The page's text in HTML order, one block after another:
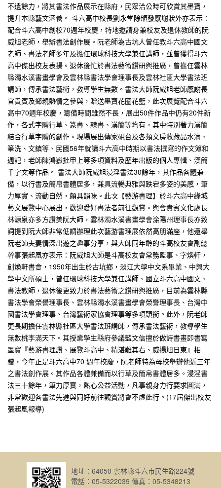
不遺餘力，將其書法作品展示在縣府，民眾洽公時可欣賞其墨寶，
提升本縣藝文涵養。 斗六高中校長劉永堂除頒發感謝狀外亦表示：
配合斗六高中創校70週年校慶，特地邀請身兼校友及退休教師的阮
威旭老師，舉辦書法創作展。阮老師為古坑人曾任教斗六高中國文
老師、書法老師多年及擔任環球科技大學兼任講師，並曾獲得斗六
高中傑出校友表揚。退休後忙於書法藝術鑽研與推廣，曾擔任雲林
縣濁水溪書畫學會及雲林縣書法學會理事長及雲林社區大學書法班
講師，傳承書法藝術，教導學生無數。書法大師阮威旭老師感謝長
官貴賓及鄉親熱情之參與，贈送墨寶花圈花籃，此次展覽配合斗六
高中70週年校慶，籌備時間雖然不長，展出50件作品中仍有20件新
作，各式字體行草、篆書、隸書、漢簡等均有，其中特別著力漢簡
結合行草字體的創作。現場展出傳家硯台及各類文房收藏品水滴、
筆洗、文鎮等、民國56年就讀斗六高中時期以書法撰寫的作文簿和
週記，老師陳鴻嶽批甲上等多項資料及歷年出版的個人專輯、漢簡
千字文等作品。 書法大師阮威旭浸淫書法30餘年，其作品各體兼
備，以行書及簡帛書體居多，兼具流暢典雅與跌宕多姿的美感，筆
力厚實、流動自然，頗具韻味。此次【藝游書理】於斗六高中綠城
藝文展覽中心展出，歡迎愛好書法者前往觀賞。與會貴賓文化處長
林源泉亦多方讚美阮大師，雲林濁水溪書畫學會涂陽州理事長亦致
詞提到阮大師非常低調辦理此次藝游書理展依然高朋滿座，他還舉
阮老師夫妻情深出遊之趣事分享，與大師同年齡的斗高校友會副總
幹事張起凰亦表示：阮威旭大師是斗高校友會常務監事、字煥軒，
創煥軒書會，1950年出生於古坑鄉，淡江大學中文系畢業、中興大
學中文所碩士，曾任環球科技大學兼任講師、國立斗六高中國文、
書法教師，退休後更致力於書法藝術之鑽研與推廣，目前為雲林縣
書法學會榮譽理事長、雲林縣濁水溪書畫學會榮譽理事長、台灣中
國書法學會理事、台灣藝術家協會理事等多項頭銜。此外，阮老師
更長期擔任雲林縣社區大學書法班講師，傳承書法藝術，教導學生
無數桃李滿天下。其授業學生縣府參議藍文信擅於做詩書畫即書寫
墨寶『藝游書理讚、展覽斗高中、精湛難其右、威揚旭日東』相
贈，今年正是斗六高中70 週年校慶，阮老師特為母校舉辦他近三年
之書法創作展。其作品各體兼備而以行草及簡帛書體居多。浸淫書
法三十餘年，筆力厚實，熱心公益活動，凡事親身力行要求圓滿，
非常歡迎各書法先進與同好前往觀賞將會不虛此行。(17屆傑出校友
張起凰報導)
地址：64050 雲林縣斗六市民生路224號
電話：05-5322039 傳真：05-5348213